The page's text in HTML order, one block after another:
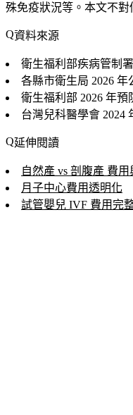
殊免疫狀況等。本文不對
資料來源
衛生福利部疾病管制署
各縣市衛生局 2026
衛生福利部 2026 年
台灣兒科醫學會 2024
延伸閱讀
自然產 vs 剖腹產 費用
月子中心費用透明化
試管嬰兒 IVF 費用完